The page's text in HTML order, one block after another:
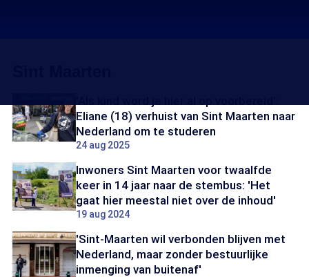
Eliane (18) verhuist van Sint Maarten naar
Nederland om te studeren
24 aug 2025
Inwoners Sint Maarten voor twaalfde
keer in 14 jaar naar de stembus: 'Het
gaat hier meestal niet over de inhoud'
19 aug 2024
'Sint-Maarten wil verbonden blijven met
Nederland, maar zonder bestuurlijke
inmenging van buitenaf'